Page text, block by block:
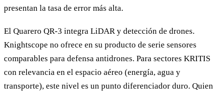
presentan la tasa de error más alta.
El Quarero QR-3 integra LiDAR y detección de drones.
Knightscope no ofrece en su producto de serie sensores
comparables para defensa antidrones. Para sectores KRITIS
con relevancia en el espacio aéreo (energía, agua y
transporte), este nivel es un punto diferenciador duro. Quien